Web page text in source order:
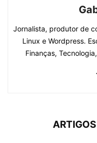
Jornalista, produtor de
Linux e Wordpress.
Finanças,